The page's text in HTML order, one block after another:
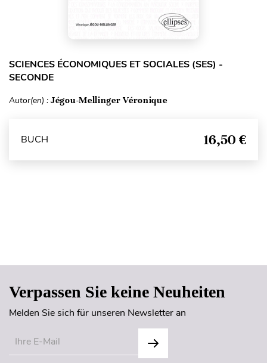
SCIENCES ÉCONOMIQUES ET SOCIALES (SES) -
SECONDE
Autor(en) : Jégou-Mellinger Véronique
BUCH 16,50 €
Verpassen Sie keine Neuheiten
Melden Sie sich für unseren Newsletter an